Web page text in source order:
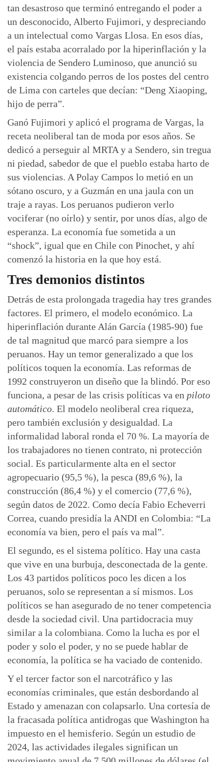
tan desastroso que terminó entregando el poder a
un desconocido, Alberto Fujimori, y despreciando
a un intelectual como Vargas Llosa. En esos días,
el país estaba acorralado por la hiperinflación y la
violencia de Sendero Luminoso, que anunció su
existencia colgando perros de los postes del centro
de Lima con carteles que decían: “Deng Xiaoping,
hijo de perra”.
Ganó Fujimori y aplicó el programa de Vargas, la
receta neoliberal tan de moda por esos años. Se
dedicó a perseguir al MRTA y a Sendero, sin tregua
ni piedad, sabedor de que el pueblo estaba harto de
sus violencias. A Polay Campos lo metió en un
sótano oscuro, y a Guzmán en una jaula con un
traje a rayas. Los peruanos pudieron verlo
vociferar (no oírlo) y sentir, por unos días, algo de
esperanza. La economía fue sometida a un
“shock”, igual que en Chile con Pinochet, y ahí
comenzó la historia en la que hoy está.
Tres demonios distintos
Detrás de esta prolongada tragedia hay tres grandes
factores. El primero, el modelo económico. La
hiperinflación durante Alán García (1985-90) fue
de tal magnitud que marcó para siempre a los
peruanos. Hay un temor generalizado a que los
políticos toquen la economía. Las reformas de
1992 construyeron un diseño que la blindó. Por eso
funciona, a pesar de las crisis políticas va en piloto
automático. El modelo neoliberal crea riqueza,
pero también exclusión y desigualdad. La
informalidad laboral ronda el 70 %. La mayoría de
los trabajadores no tienen contrato, ni protección
social. Es particularmente alta en el sector
agropecuario (95,5 %), la pesca (89,6 %), la
construcción (86,4 %) y el comercio (77,6 %),
según datos de 2022. Como decía Fabio Echeverri
Correa, cuando presidía la ANDI en Colombia: “La
economía va bien, pero el país va mal”.
El segundo, es el sistema político. Hay una casta
que vive en una burbuja, desconectada de la gente.
Los 43 partidos políticos poco les dicen a los
peruanos, solo se representan a sí mismos. Los
políticos se han asegurado de no tener competencia
desde la sociedad civil. Una partidocracia muy
similar a la colombiana. Como la lucha es por el
poder y solo el poder, y no se puede hablar de
economía, la política se ha vaciado de contenido.
Y el tercer factor son el narcotráfico y las
economías criminales, que están desbordando al
Estado y amenazan con colapsarlo. Una cortesía de
la fracasada política antidrogas que Washington ha
impuesto en el hemisferio. Según un estudio de
2024, las actividades ilegales significan un